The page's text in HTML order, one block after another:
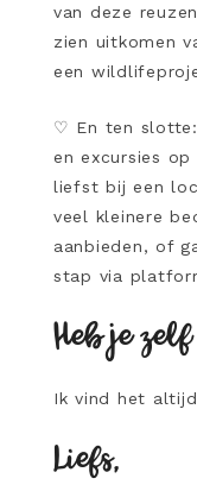
van deze
zien uitkomen
een
♡ En ten
en excursies
liefst bij een
veel kleinere
aanbieden, of
stap via
Heb je
Ik vind het
Liefs,